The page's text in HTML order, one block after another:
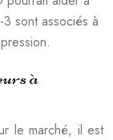
sont associés à
à
le marché, il est